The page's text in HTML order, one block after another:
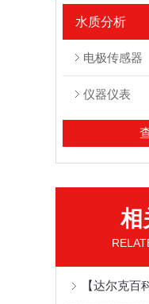
水质分析
电极传感器
仪器仪表
相